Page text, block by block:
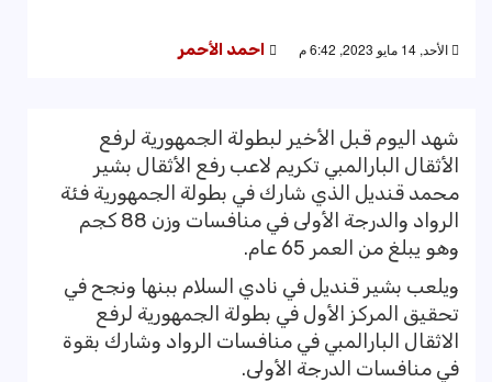
الأحد, 14 مايو 2023, 6:42 م احمد الأحمر
شهد اليوم قبل الأخير لبطولة الجمهورية لرفع
الأثقال البارالمبي تكريم لاعب رفع الأثقال بشير
محمد قنديل الذي شارك في بطولة الجمهورية فئة
الرواد والدرجة الأولى في منافسات وزن 88 كجم
وهو يبلغ من العمر 65 عام.
ويلعب بشير قنديل في نادي السلام ببنها ونجح في
تحقيق المركز الأول في بطولة الجمهورية لرفع
الاثقال البارالمبي في منافسات الرواد وشارك بقوة
في منافسات الدرجة الأولى.